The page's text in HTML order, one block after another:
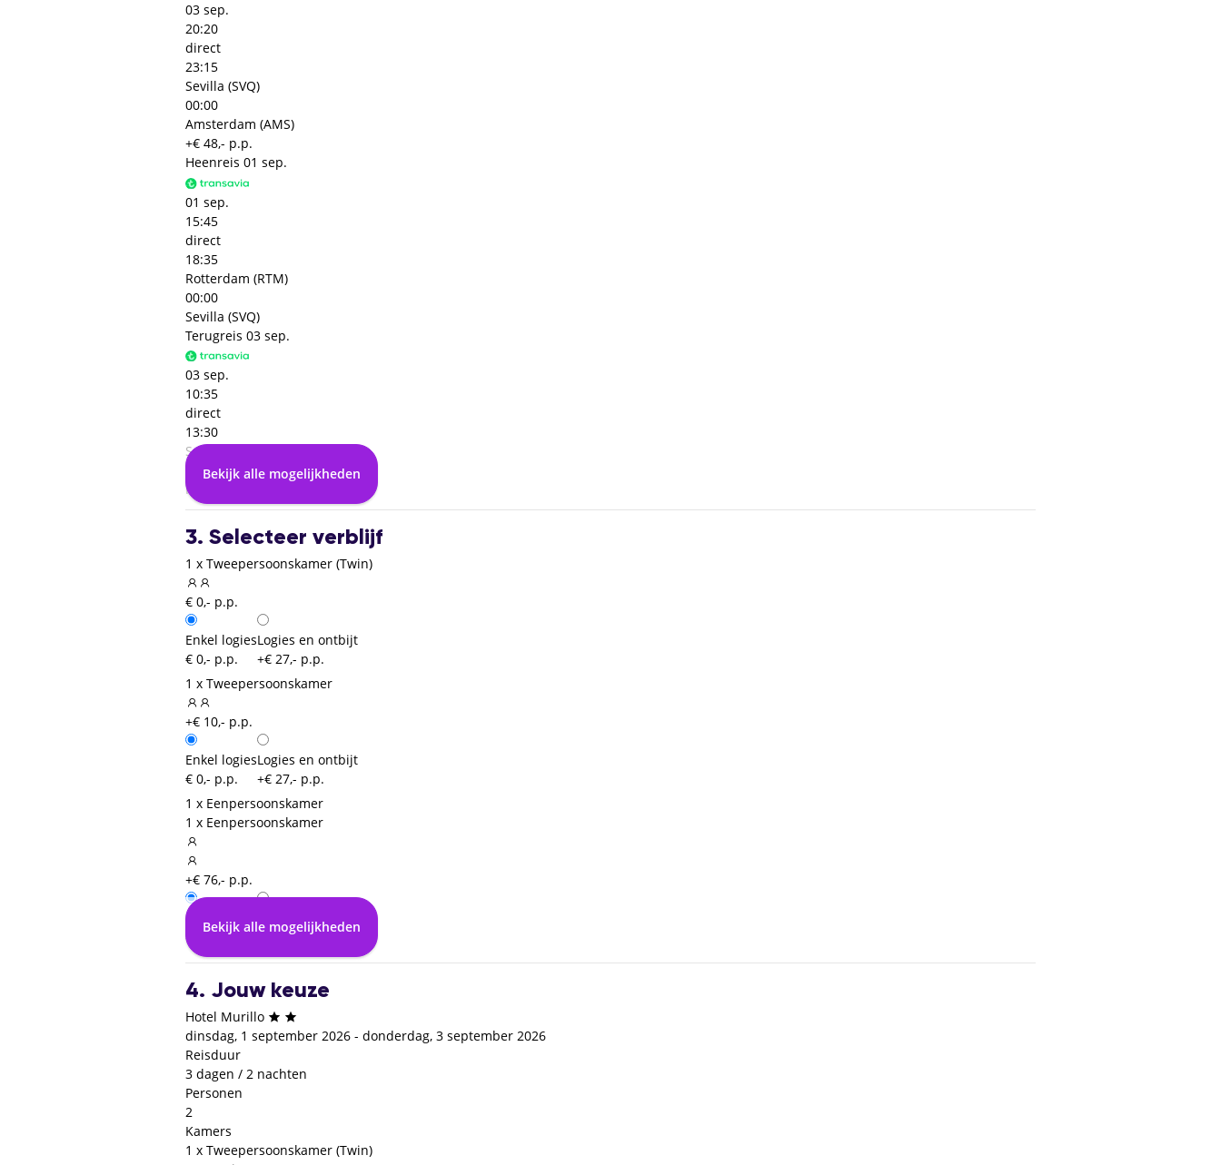
03 sep.
20:20
direct
23:15
Sevilla (SVQ)
00:00
Amsterdam (AMS)
+€ 48,- p.p.
Heenreis 01 sep.
01 sep.
15:45
direct
18:35
Rotterdam (RTM)
00:00
Sevilla (SVQ)
Terugreis 03 sep.
03 sep.
10:35
direct
13:30
Sevilla (SVQ)
00:00
Rotterdam (RTM)
Bekijk alle mogelijkheden
3. Selecteer verblijf
1 x Tweepersoonskamer (Twin)
€ 0,- p.p.
Enkel logies
€ 0,- p.p.
Logies en ontbijt
+€ 27,- p.p.
1 x Tweepersoonskamer
+€ 10,- p.p.
Enkel logies
€ 0,- p.p.
Logies en ontbijt
+€ 27,- p.p.
1 x Eenpersoonskamer
1 x Eenpersoonskamer
+€ 76,- p.p.
Enkel logies
€ 0,- p.p.
+€ 30,- p.p.
Bekijk alle mogelijkheden
4. Jouw keuze
Hotel Murillo
dinsdag, 1 september 2026 - donderdag, 3 september 2026
Reisduur
3 dagen / 2 nachten
Personen
2
Kamers
1 x Tweepersoonskamer (Twin)